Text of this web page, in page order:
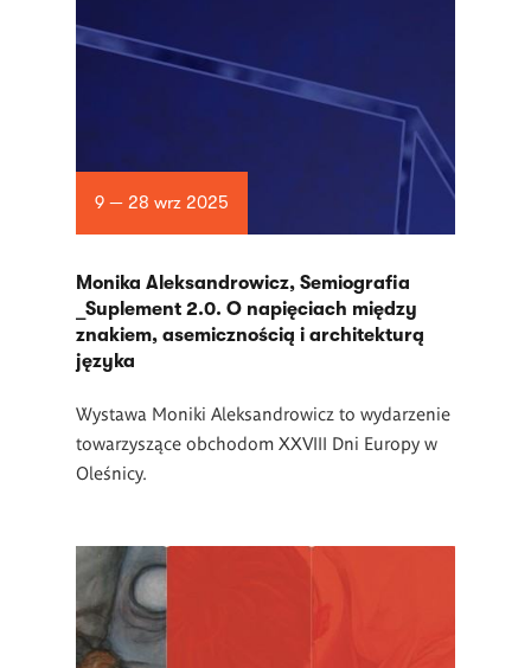
9 — 28 wrz 2025
Monika Aleksandrowicz, Semiografia
_Suplement 2.0. O napięciach między
znakiem, asemicznością i architekturą
języka
Wystawa Moniki Aleksandrowicz to wydarzenie
towarzyszące obchodom XXVIII Dni Europy w
Oleśnicy.